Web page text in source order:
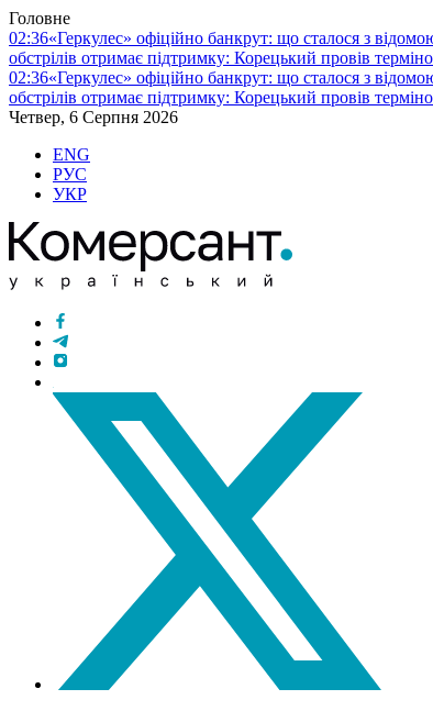
Головне
02:36«Геркулес» офіційно банкрут: що сталося з
обстрілів отримає підтримку: Корецький провів
02:36«Геркулес» офіційно банкрут: що сталося з
обстрілів отримає підтримку: Корецький провів
Четвер, 6 Серпня 2026
ENG
РУС
УКР